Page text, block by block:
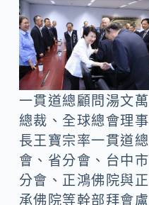
一貫道總顧問湯文萬
總裁、全球總會理事
長王寶宗率一貫道總
會、省分會、台中市
分會、正鴻佛院與正
承佛院等幹部拜會盧